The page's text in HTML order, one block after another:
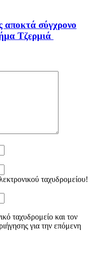
σύγχρονο
Τζερμιά
ταχυδρομείου!
ταχυδρομείο και τον
για την επόμενη